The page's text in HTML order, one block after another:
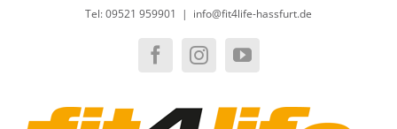
Tel: 09521 959901 | info@fit4life-hassfurt.de
FacebookInstagramYouTube